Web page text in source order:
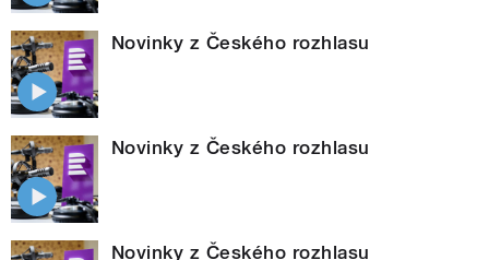
Novinky z Českého rozhlasu
Novinky z Českého rozhlasu
Novinky z Českého rozhlasu